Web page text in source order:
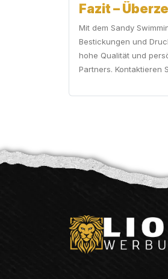
Fazit –
Mit dem Sandy
Bestickungen und
hohe Qualität und
Partners. Kontaktieren